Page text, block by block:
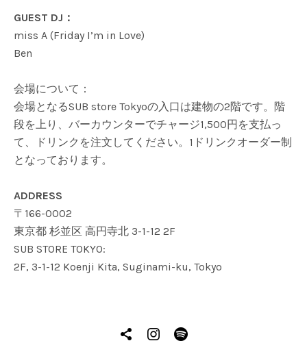
GUEST DJ：
miss A (Friday I’m in Love)
Ben
会場について：
会場となるSUB store Tokyoの入口は建物の2階です。階
段を上り、 バーカウンターでチャージ1,500円を支払っ
て、ドリンクを注文してください。 1ドリンクオーダー制
となっております。
ADDRESS
〒166-0002
東京都 杉並区 高円寺北 3-1-12 2F
SUB STORE TOKYO:
2F, 3-1-12 Koenji Kita, Suginami-ku, Tokyo
SOCIAL MEDIA PROFILES
TikTokInstagram